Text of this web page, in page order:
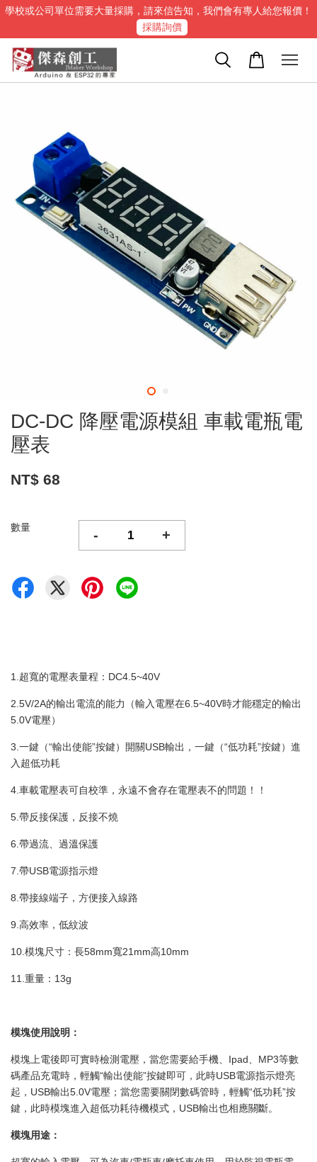
學校或公司單位需要大量採購，請來信告知，我們會有專人給您報價！
採購詢價
DC-DC 降壓電源模組 車載電瓶電
壓表
NT$ 68
數量 - +
1.超寬的電壓表量程：DC4.5~40V
2.5V/2A的輸出電流的能力（輸入電壓在6.5~40V時才能穩定的輸出
5.0V電壓）
3.一鍵（“輸出使能”按鍵）開關USB輸出，一鍵（“低功耗”按鍵）進
入超低功耗
4.車載電壓表可自校準，永遠不會存在電壓表不的問題！！
5.帶反接保護，反接不燒
6.帶過流、過溫保護
7.帶USB電源指示燈
8.帶接線端子，方便接入線路
9.高效率，低紋波
10.模塊尺寸：長58mm寬21mm高10mm
11.重量：13g
模塊使用說明：
模塊上電後即可實時檢測電壓，當您需要給手機、Ipad、MP3等數
碼產品充電時，輕觸“輸出使能”按鍵即可，此時USB電源指示燈亮
起，USB輸出5.0V電壓；當您需要關閉數碼管時，輕觸“低功耗”按
鍵，此時模塊進入超低功耗待機模式，USB輸出也相應關斷。
模塊用途：